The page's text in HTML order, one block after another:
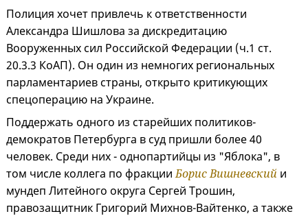
Полиция хочет привлечь к ответственности
Александра Шишлова за дискредитацию
Вооруженных сил Российской Федерации (ч.1 ст.
20.3.3 КоАП). Он один из немногих региональных
парламентариев страны, открыто критикующих
спецоперацию на Украине.
Поддержать одного из старейших политиков-
демократов Петербурга в суд пришли более 40
человек. Среди них - однопартийцы из "Яблока", в
том числе коллега по фракцииБорис Вишневский и
мундеп Литейного округа Сергей Трошин,
правозащитник Григорий Михнов-Вайтенко, а также